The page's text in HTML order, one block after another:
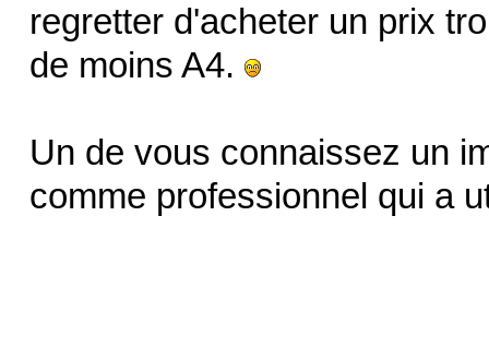
regretter d'acheter un prix
de moins A4.
Un de vous connaissez un
comme professionnel qui a